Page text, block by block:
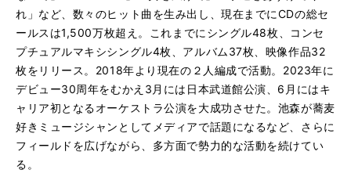
れ」など、数々のヒット曲を生み出し、現在までにCDの総セ
ールスは1,500万枚超え。これまでにシングル48枚、コンセ
プチュアルマキシシングル4枚、アルバム37枚、映像作品32
枚をリリース。2018年より現在の２人編成で活動。2023年に
デビュー30周年をむかえ3月には日本武道館公演、6月にはキ
ャリア初となるオーケストラ公演を大成功させた。池森が蕎麦
好きミュージシャンとしてメディアで話題になるなど、さらに
フィールドを広げながら、多方面で勢力的な活動を続けてい
る。